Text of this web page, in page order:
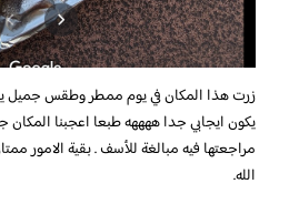
زرت هذا المكان في يوم ممطر وطقس جميل
يكون ايجابي جدا ههههه طبعا اعجبنا
مراجعتها فيه مبالغة للأسف . بقية الامور
الله.